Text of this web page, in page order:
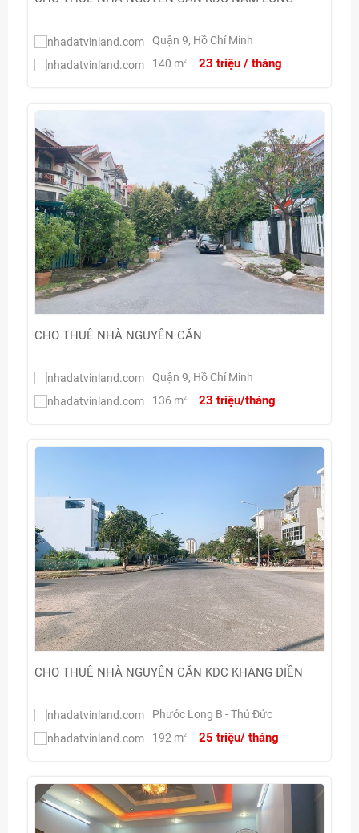
Quận 9, Hồ Chí Minh
140 m2 23 triệu / tháng
CHO THUÊ NHÀ NGUYÊN CĂN
Quận 9, Hồ Chí Minh
136 m2 23 triệu/tháng
CHO THUÊ NHÀ NGUYÊN CĂN KDC KHANG ĐIỀN
Phước Long B - Thủ Đức
192 m2 25 triệu/ tháng